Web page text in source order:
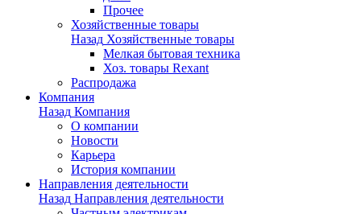
Прочее
Хозяйственные товары
Назад Хозяйственные товары
Мелкая бытовая техника
Хоз. товары Rexant
Распродажа
Компания
Назад Компания
О компании
Новости
Карьера
История компании
Направления деятельности
Назад Направления деятельности